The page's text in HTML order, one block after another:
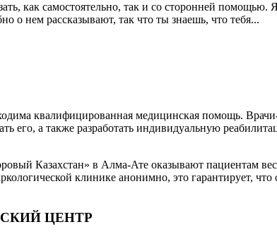
как самостоятельно, так и со сторонней
о нем рассказывают, так что ты знаешь, что тебя...
квалифицированная медицинская помощь.
его, а также разработать индивидуальную
Казахстан» в Алма-Ате оказывают пациентам
клинике анонимно, это гарантирует,
ЦЕНТР